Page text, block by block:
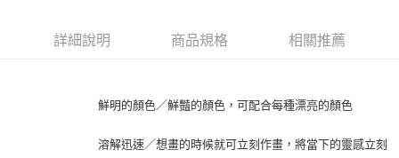
詳細說明 商品規格 相關推薦
鮮明的顏色／鮮豔的顏色，可配合每種漂亮的顏色
溶解迅速／想畫的時候就可立刻作畫，將當下的靈感立刻